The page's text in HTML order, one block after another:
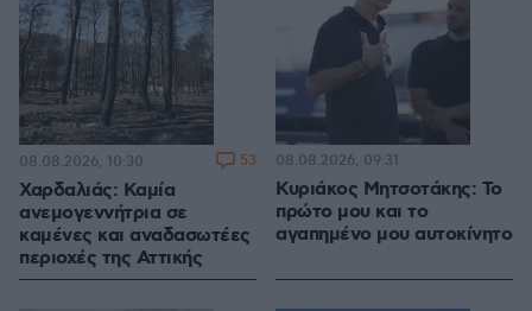
Χαρδαλιάς: Καμία
ανεμογεννήτρια σε
καμένες και αναδασωτέες
περιοχές της Αττικής
08.08.2026, 10:30 53
Κυριάκος Μητσοτάκης: Το
πρώτο μου και το
αγαπημένο μου αυτοκίνητο
08.08.2026, 09:31